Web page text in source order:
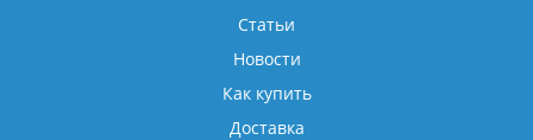
Статьи
Новости
Как купить
Доставка